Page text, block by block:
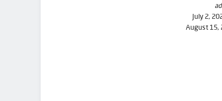
July 2,
August 15,